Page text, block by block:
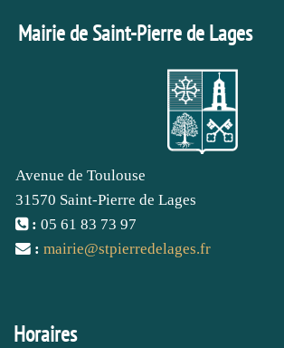
Mairie de Saint-Pierre de Lages
Avenue de Toulouse
31570 Saint-Pierre de Lages
: 05 61 83 73 97
: mairie@stpierredelages.fr
Horaires